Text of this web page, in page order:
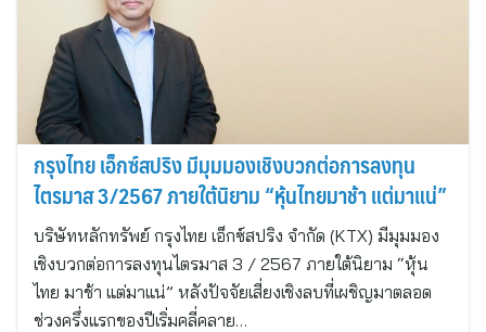
กรุงไทย เอ็กซ์สปริง มีมุมมองเชิงบวกต่อการลงทุน
ไตรมาส 3/2567 ภายใต้นิยาม “หุ้นไทยมาช้า แต่มาแน่”
บริษัทหลักทรัพย์ กรุงไทย เอ็กซ์สปริง จำกัด (KTX) มีมุมมอง
เชิงบวกต่อการลงทุนไตรมาส 3 / 2567 ภายใต้นิยาม “หุ้น
ไทย มาช้า แต่มาแน่” หลังปัจจัยเสี่ยงเชิงลบที่เผชิญมาตลอด
ช่วงครึ่งแรกของปีเริ่มคลี่คลาย…